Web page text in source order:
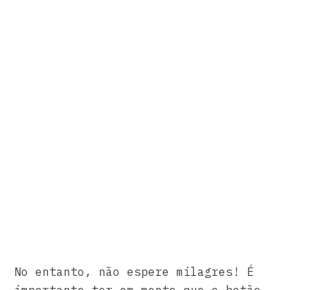
No entanto, não espere milagres! É